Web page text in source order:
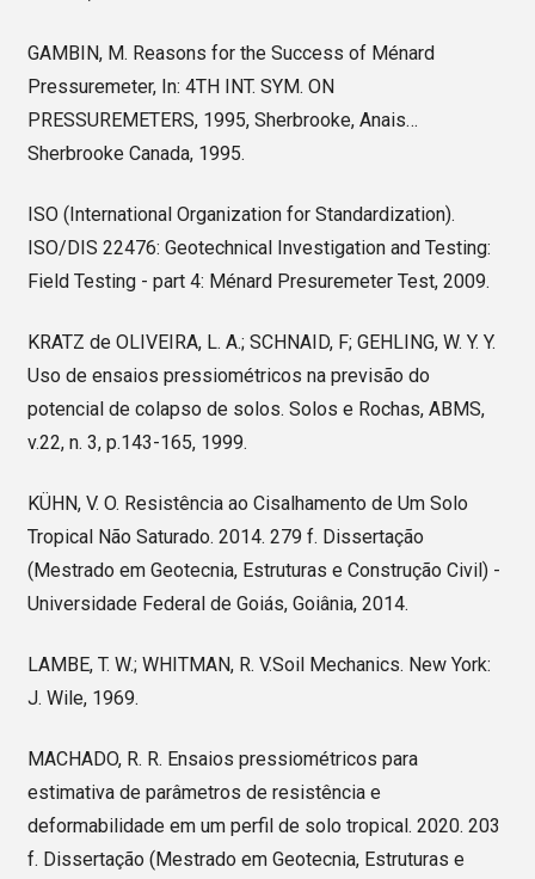
GAMBIN, M. Reasons for the Success of Ménard
Pressuremeter, In: 4TH INT. SYM. ON
PRESSUREMETERS, 1995, Sherbrooke, Anais…
Sherbrooke Canada, 1995.
ISO (International Organization for Standardization).
ISO/DIS 22476: Geotechnical Investigation and Testing:
Field Testing - part 4: Ménard Presuremeter Test, 2009.
KRATZ de OLIVEIRA, L. A.; SCHNAID, F; GEHLING, W. Y. Y.
Uso de ensaios pressiométricos na previsão do
potencial de colapso de solos. Solos e Rochas, ABMS,
v.22, n. 3, p.143-165, 1999.
KÜHN, V. O. Resistência ao Cisalhamento de Um Solo
Tropical Não Saturado. 2014. 279 f. Dissertação
(Mestrado em Geotecnia, Estruturas e Construção Civil) -
Universidade Federal de Goiás, Goiânia, 2014.
LAMBE, T. W.; WHITMAN, R. V.Soil Mechanics. New York:
J. Wile, 1969.
MACHADO, R. R. Ensaios pressiométricos para
estimativa de parâmetros de resistência e
deformabilidade em um perfil de solo tropical. 2020. 203
f. Dissertação (Mestrado em Geotecnia, Estruturas e